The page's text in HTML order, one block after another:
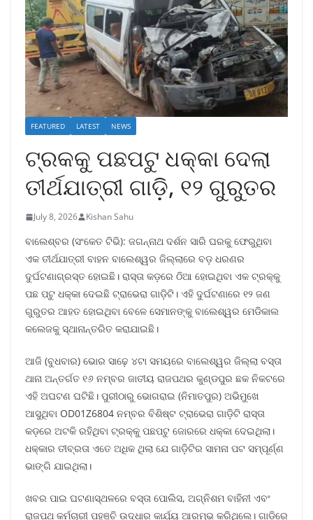
FEATURED LATEST NEWS
ଟ୍ରକକୁ ପଛପଟୁ ଧକ୍କା ଦେଲା
ତୀର୍ଥଯାତ୍ରୀ ଗାଡ଼ି, ୧୨ ଗୁରୁତର
July 8, 2026 Kishan Sahu
ବାଲେଶ୍ବର (ସଂକେତ ଟିଭି): ଜଗନ୍ନାଥ ଦର୍ଶନ ସାରି ଘରକୁ ଫେରୁଥିବା
ଏକ ତୀର୍ଥଯାତ୍ରୀ ବାହନ ବାଲେଶ୍ୱର ଜିଲ୍ଲାରେ ବଡ଼ ଧରଣର
ଦୁର୍ଘଟଣାଗ୍ରସ୍ତ ହୋଇଛି। ରାସ୍ତା କଡ଼ରେ ଠିଆ ହୋଇଥିବା ଏକ ଟ୍ରକ୍କୁ
ପଛ ପଟୁ ଧକ୍କା ଦେଇଛି ଟ୍ରାଭେରା ଗାଡ଼ିଟି। ଏହି ଦୁର୍ଘଟଣାରେ ୧୨ ଜଣ
ଗୁରୁତର ଆହତ ହୋଇଥିବା ବେଳେ ସେମାନଙ୍କୁ ବାଲେଶ୍ୱର ମେଡିକାଲ
କଲେଜକୁ ସ୍ଥାନାନ୍ତରିତ କରାଯାଇଛି।
ଆଜି (ବୁଧବାର) ଭୋର ସାଢ଼େ ୪ଟା ସମୟରେ ବାଲେଶ୍ୱର ଜିଲ୍ଲା ବସ୍ତା
ଥାନା ଅନ୍ତର୍ଗତ ୧୬ ନମ୍ବର ଜାତୀୟ ରାଜପଥର କୁଣ୍ଡପୁର ଛକ ନିକଟରେ
ଏହି ଅଘଟଣ ଘଟିଛି। ପୁରୀଠାରୁ ଭୋଗରାଇ (ନିମାତପୁର) ଅଭିମୁଖେ
ଆସୁଥିବା OD01Z6804 ନମ୍ବର ବିଶିଷ୍ଟ ଟ୍ରାଭେରା ଗାଡ଼ିଟି ରାସ୍ତା
କଡ଼ରେ ଅଟକି ରହିଥିବା ଟ୍ରକ୍କୁ ପଛପଟୁ ଜୋରରେ ଧକ୍କା ଦେଇଥିଲା।
ଧକ୍କାର ତୀବ୍ରତା ଏତେ ଅଧିକ ଥିଲା ଯେ ଗାଡ଼ିଟିର ସାମନା ପଟ ସମ୍ପୂର୍ଣ୍ଣ
ଭାଙ୍ଗି ଯାଇଥିଲା।
ଖବର ପାଇ ଘଟଣାସ୍ଥଳରେ ବସ୍ତା ପୋଲିସ, ଅଗ୍ନିଶମ ବାହିନୀ ଏବଂ
ରାଜପଥ କର୍ମଚାରୀ ପହଞ୍ଚି ଉଦ୍ଧାର କାର୍ଯ୍ୟ ଆରମ୍ଭ କରିଥିଲେ। ଗାଡ଼ିରେ